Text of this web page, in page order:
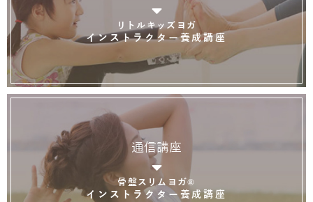
リトルキッズヨガ
インストラクター養成講座
通信講座
骨盤スリムヨガ®
インストラクター養成講座